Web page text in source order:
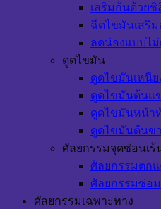
เสริมก้นด้วย
ฉีดไขมันเสริ
ลดน่องแบบไ
ดูดไขมัน
ดูดไขมันเหนีย
ดูดไขมันต้นแ
ดูดไขมันหน้า
ดูดไขมันต้นขา
ศัลยกรรมจุดซ่อนเ
ศัลยกรรมตก
ศัลยกรรมซ่อ
ศัลยกรรมเฉพาะทาง